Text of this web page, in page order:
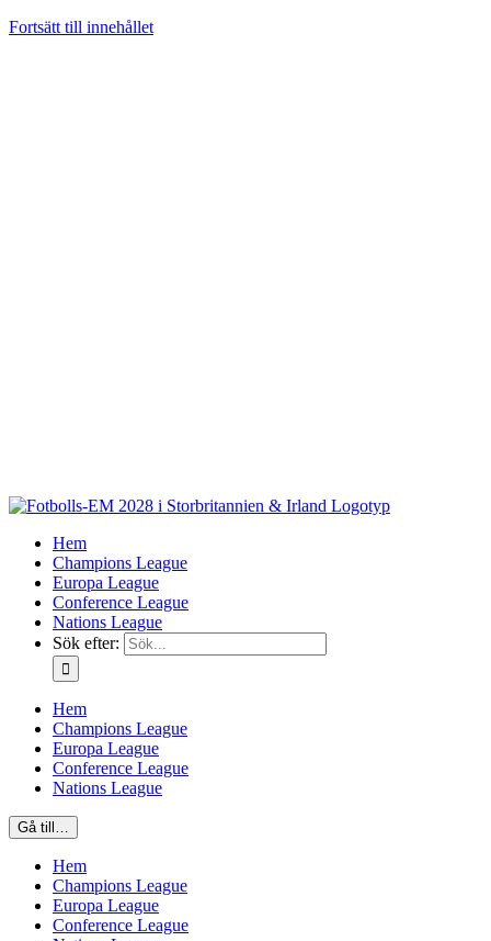
Fortsätt till innehållet
Hem
Champions League
Europa League
Conference League
Nations League
Sök efter:
Hem
Champions League
Europa League
Conference League
Nations League
Gå till…
Hem
Champions League
Europa League
Conference League